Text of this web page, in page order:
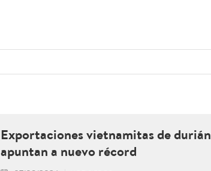
Exportaciones vietnamitas de durián
apuntan a nuevo récord